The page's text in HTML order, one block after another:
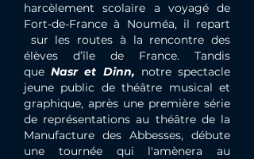
harcèlement scolaire a voyagé de
Fort-de-France à Nouméa, il repart
sur les routes à la rencontre des
élèves d’île de France. Tandis
que Nasr et Dinn, notre spectacle
jeune public de théâtre musical et
graphique, après une première série
de représentations au théâtre de la
Manufacture des Abbesses, débute
une tournée qui l'amènera au